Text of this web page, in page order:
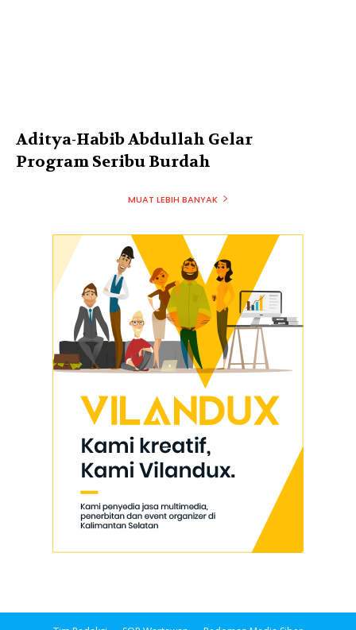
Aditya-Habib Abdullah Gelar
Program Seribu Burdah
MUAT LEBIH BANYAK